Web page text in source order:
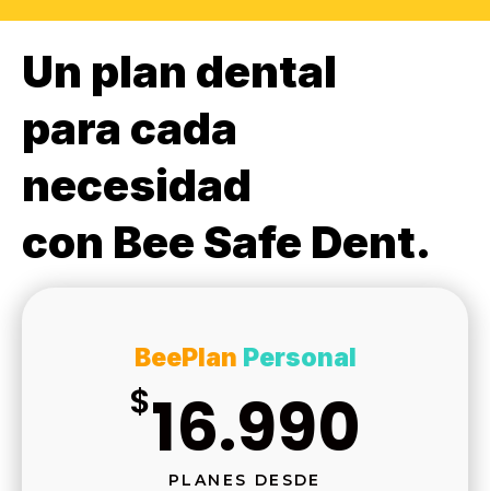
Un plan dental
para cada
necesidad
con Bee Safe Dent.
BeePlan Personal
$16.990
PLANES DESDE